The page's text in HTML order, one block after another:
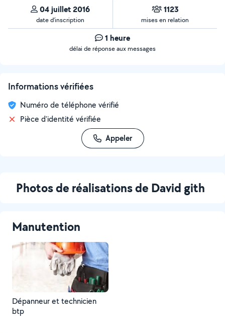
04 juillet 2016
date d’inscription
1123
mises en relation
1 heure
délai de réponse aux messages
Informations vérifiées
Numéro de téléphone vérifié
Pièce d'identité vérifiée
Appeler
Photos de réalisations de David gith
Manutention
Dépanneur et technicien
btp